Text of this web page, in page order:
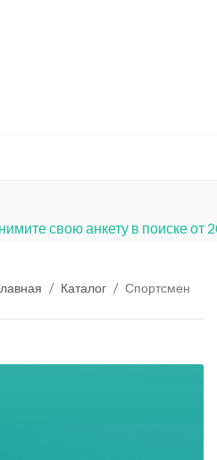
свою анкету в поиске от
Каталог Спортсмен